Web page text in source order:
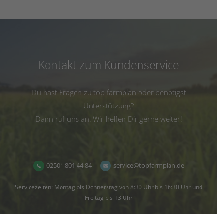
Kontakt zum Kundenservice
Du hast Fragen zu top farmplan oder benötigst
Unterstützung?
Dann ruf uns an. Wir helfen Dir gerne weiter!
02501 801 44 84 service@topfarmplan.de
Servicezeiten: Montag bis Donnerstag von 8:30 Uhr bis 16:30 Uhr und
Freitag bis 13 Uhr